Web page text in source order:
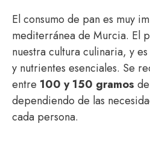
El consumo de pan es muy
mediterránea de Murcia. El
nuestra cultura culinaria, y
y nutrientes esenciales. Se
entre 100 y 150 gramos
dependiendo de las
cada persona.